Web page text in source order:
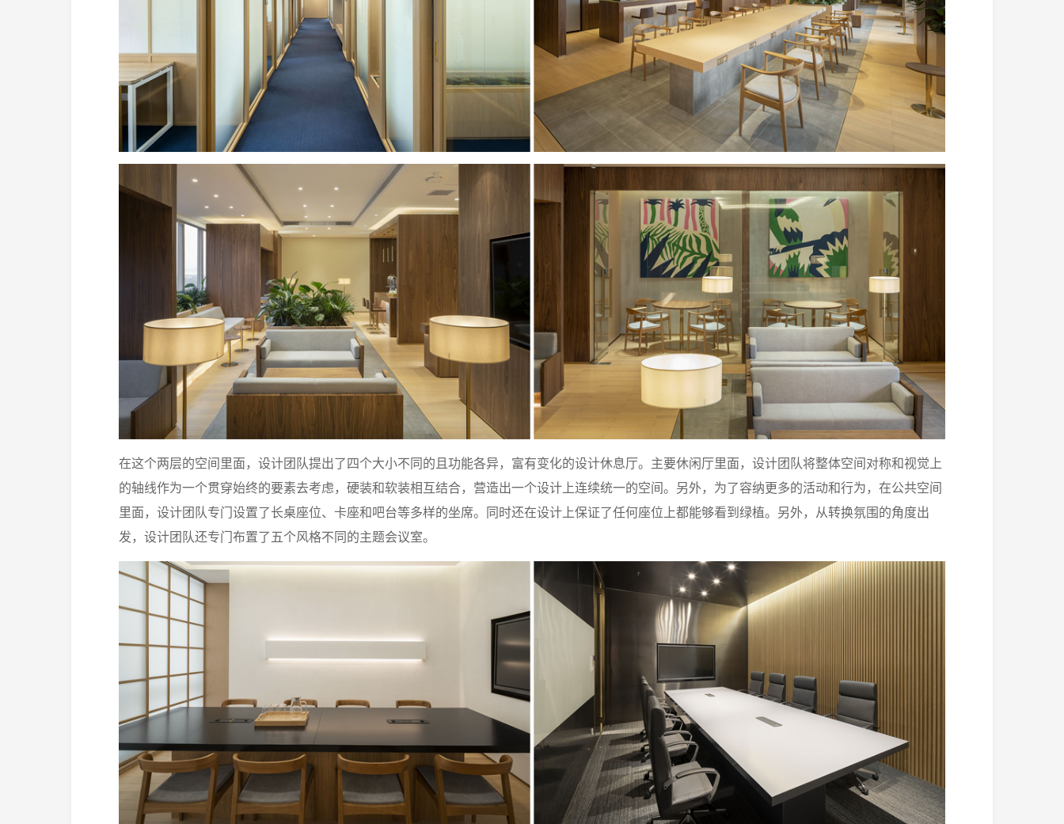
在这个两层的空间里面，设计团队提出了四个大小不同的且功能各异，富有变化的设计休息厅。主要休闲厅里面，设计团队将整体空间对称和视觉上
的轴线作为一个贯穿始终的要素去考虑，硬装和软装相互结合，营造出一个设计上连续统一的空间。另外，为了容纳更多的活动和行为，在公共空间
里面，设计团队专门设置了长桌座位、卡座和吧台等多样的坐席。同时还在设计上保证了任何座位上都能够看到绿植。另外，从转换氛围的角度出
发，设计团队还专门布置了五个风格不同的主题会议室。